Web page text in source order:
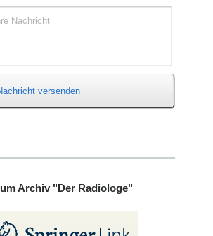
Nachricht
versenden
Archiv "Der Radiologe"